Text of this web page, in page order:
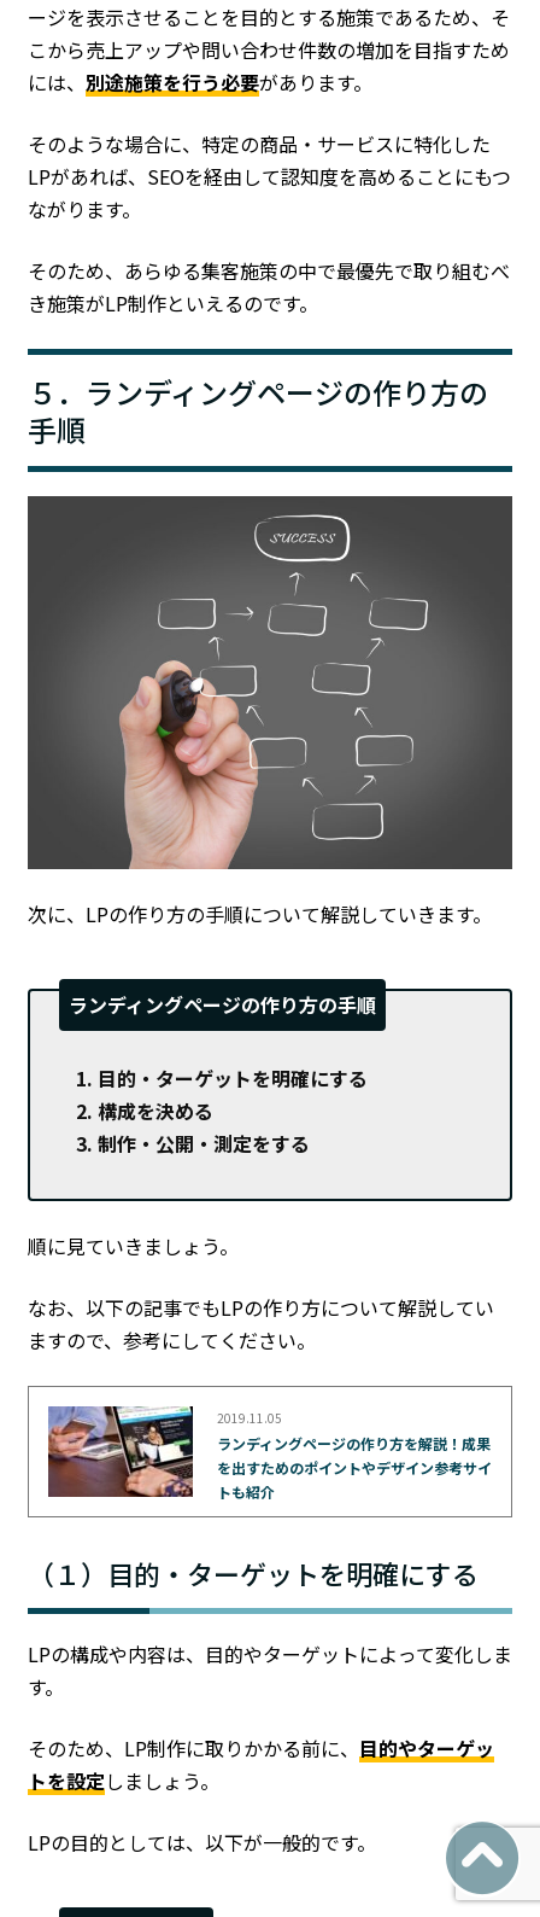
ージを表示させることを目的とする施策であるため、そ
こから売上アップや問い合わせ件数の増加を目指すため
には、 別途施策を行う必要があります。
そのような場合に、特定の商品・サービスに特化した
LPがあれば、SEOを経由して認知度を高めることにもつ
ながります。
そのため、あらゆる集客施策の中で最優先で取り組むべ
き施策がLP制作といえるのです。
５．ランディングページの作り方の
手順
次に、LPの作り方の手順について解説していきます。
ランディングページの作り方の手順
目的・ターゲットを明確にする
構成を決める
制作・公開・測定をする
順に見ていきましょう。
なお、以下の記事でもLPの作り方について解説してい
ますので、参考にしてください。
2019.11.05
ランディングページの作り方を解説！成果
を出すためのポイントやデザイン参考サイ
トも紹介
（１）目的・ターゲットを明確にする
LPの構成や内容は、目的やターゲットによって変化しま
す。
そのため、LP制作に取りかかる前に、 目的やターゲッ
トを設定しましょう。
LPの目的としては、以下が一般的です。